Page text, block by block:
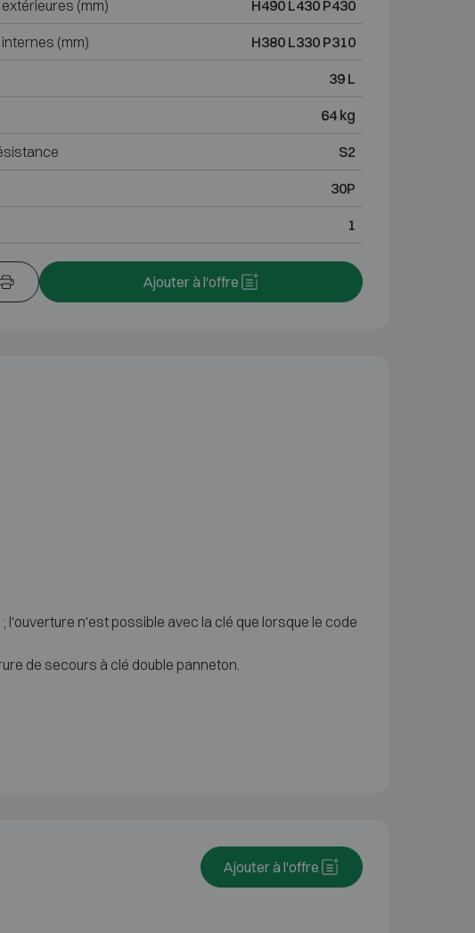
(mm) H490 L430 P430
(mm) H380 L330 P310
39 L
64 kg
S2
30P
1
Ajouter à l'offre
n'est possible avec la clé que lorsque le code
de secours à clé double panneton.
Ajouter à l'offre